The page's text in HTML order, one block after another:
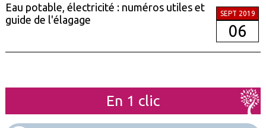
Eau potable, électricité : numéros utiles et
guide de l'élagage
SEPT 2019
06
En 1 clic